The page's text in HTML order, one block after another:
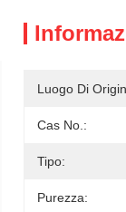
Luogo Di
Cas No.:
Tipo:
Purezza: